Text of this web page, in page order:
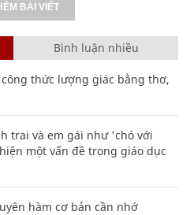
BÀI VIẾT
Bình luận nhiều
thức lượng giác bằng thơ,
trai và em gái như 'chó với
một vấn đề trong giáo dục
hàm cơ bản cần nhớ